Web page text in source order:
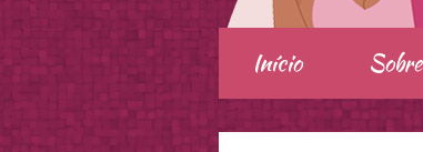
Início Sobre